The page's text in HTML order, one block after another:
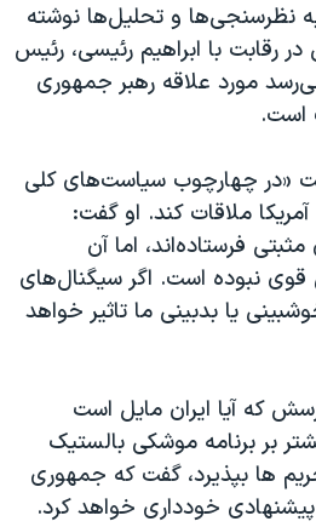
نظرسنجی‌ها و تحلیل‌ها نوشته
رقابت با ابراهیم رئیسی، رئیس
مورد علاقه رهبر جمهوری
است.
«در چهارچوب سیاست‌های کلی
ملاقات کند. او گفت:
فرستاده‌اند، اما آن
قوی نبوده است. اگر سیگنال‌های
یا بدبینی ما تاثیر خواهد
که آیا ایران مایل است
بر برنامه موشکی بالستیک
ها بپذیرد، گفت که جمهوری
خودداری خواهد کرد.